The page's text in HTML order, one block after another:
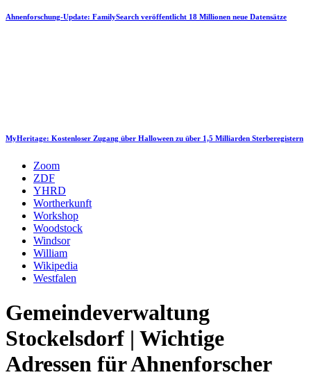
Ahnenforschung-Update: FamilySearch veröffentlicht 18 Millionen neue Datensätze
MyHeritage: Kostenloser Zugang über Halloween zu über 1,5 Milliarden Sterberegistern
Zoom
ZDF
YHRD
Wortherkunft
Workshop
Woodstock
Windsor
William
Wikipedia
Westfalen
Gemeindeverwaltung
Stockelsdorf | Wichtige
Adressen für Ahnenforscher